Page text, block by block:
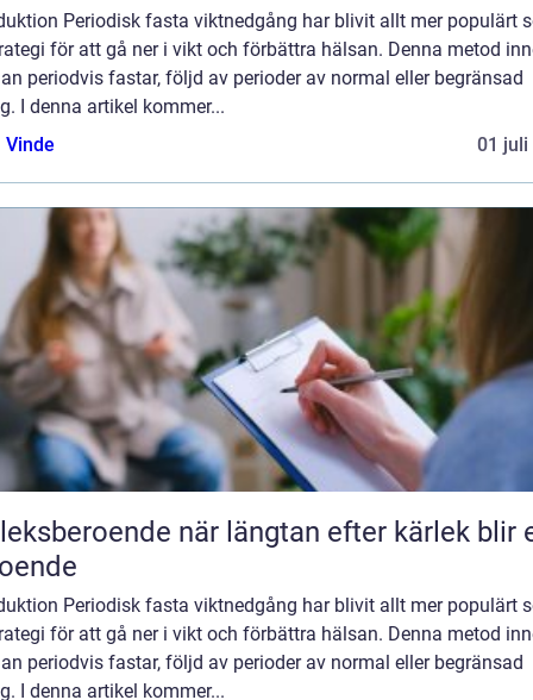
Periodisk fasta viktnedgång har blivit allt mer populärt
för att gå ner i vikt och förbättra hälsan. Denna metod
periodvis fastar, följd av perioder av normal eller begränsad
I denna artikel kommer...
Vinde
01 juli
när längtan efter kärlek blir ett
Periodisk fasta viktnedgång har blivit allt mer populärt
för att gå ner i vikt och förbättra hälsan. Denna metod
periodvis fastar, följd av perioder av normal eller begränsad
I denna artikel kommer...